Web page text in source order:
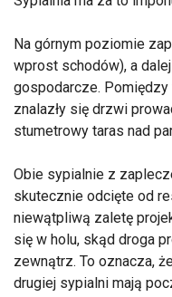
Na górnym poziomie
wprost schodów), a
gospodarcze.
znalazły się drzwi
stumetrowy taras nad
Obie sypialnie z
skutecznie odcięte od
niewątpliwą zaletę
się w holu, skąd droga
zewnątrz. To oznacza,
drugiej sypialni mają